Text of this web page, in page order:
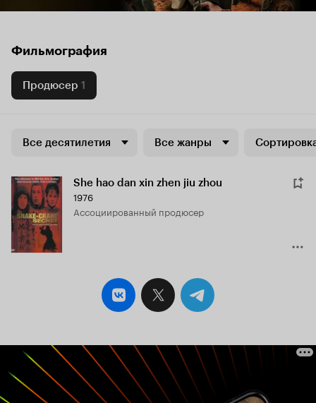
Фильмография
Продюсер 1
Все десятилетия Все жанры
She hao dan xin zhen jiu zhou
1976
ассоциированный продюсер